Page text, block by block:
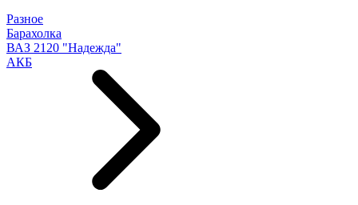
Разное
Барахолка
ВАЗ 2120 "Надежда"
АКБ